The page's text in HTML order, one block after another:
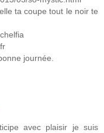
ta coupe tout le noir te
journée.
avec plaisir je suis